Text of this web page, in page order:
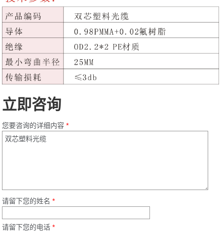
立即咨询
您要咨询的详细内容*
请留下您的姓名*
请留下您的电话*